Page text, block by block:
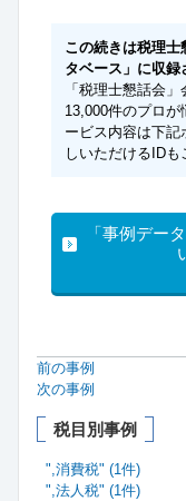
この続きは税理
タベース」に収録
「税理士懇話会
13,000件のプロ
ービス内容は下
しいただけるIDも
「事例デー
前の事例
次の事例
税目別事例
",消費税" (1件)
",法人税" (1件)